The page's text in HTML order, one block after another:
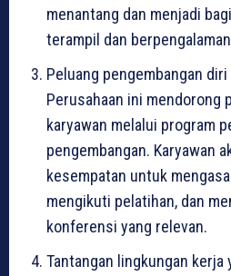
menantang dan menjadi
terampil dan
Peluang pengembangan
Perusahaan ini mendorong
karyawan melalui program
pengembangan. Karyawan
kesempatan untuk
mengikuti pelatihan, dan
konferensi yang relevan.
Tantangan lingkungan kerja